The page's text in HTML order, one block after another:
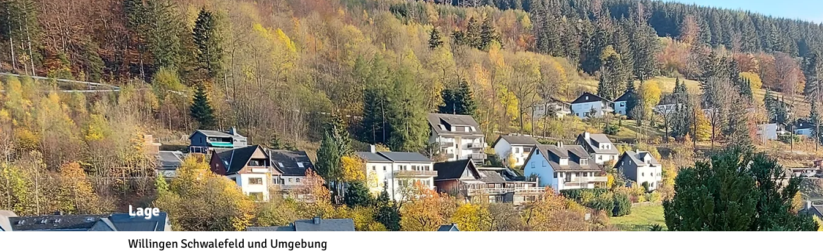
Lage
Willingen Schwalefeld und Umgebung